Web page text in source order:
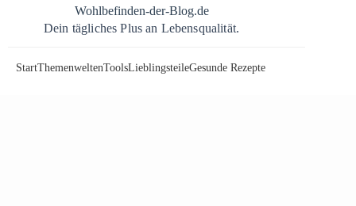
Wohlbefinden-der-Blog.de
Dein tägliches Plus an Lebensqualität.
StartThemenweltenToolsLieblingsteileGesunde Rezepte